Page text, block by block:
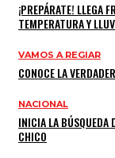
¡PREPÁRATE! LLEGA
TEMPERATURA Y
VAMOS A REGIAR
CONOCE LA
NACIONAL
INICIA LA BÚSQUEDA
CHICO